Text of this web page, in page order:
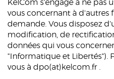
KelCom s'engage à ne pas
vous concernant à d'autres
demande. Vous disposez
modification, de
données qui vous
"Informatique et Libertés").
vous à dpo(at)kelcom.fr .